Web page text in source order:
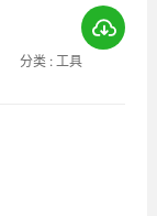
分类 : 工具